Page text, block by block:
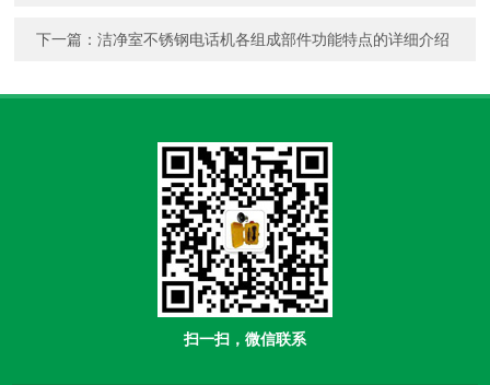
下一篇：洁净室不锈钢电话机各组成部件功能特点的详细介绍
扫一扫，微信联系